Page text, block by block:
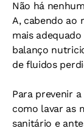
Não há
A, cabendo ao
mais
balanço
de fluidos
Para prevenir
como lavar as
sanitário e